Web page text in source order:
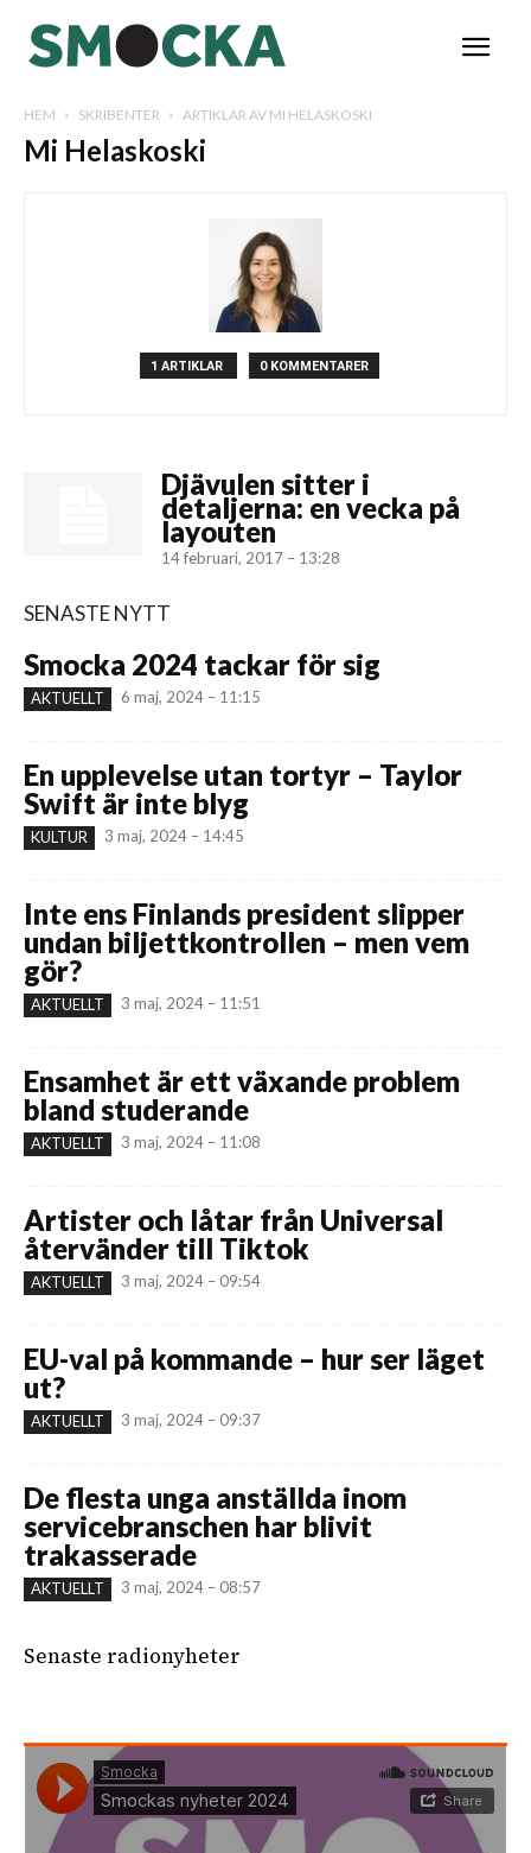
HEM SKRIBENTER ARTIKLAR AV MI HELASKOSKI
Mi Helaskoski
1 ARTIKLAR 0 KOMMENTARER
Djävulen sitter i
detaljerna: en vecka på
layouten
14 februari, 2017 – 13:28
SENASTE NYTT
Smocka 2024 tackar för sig
AKTUELLT 6 maj, 2024 – 11:15
En upplevelse utan tortyr – Taylor
Swift är inte blyg
KULTUR 3 maj, 2024 – 14:45
Inte ens Finlands president slipper
undan biljettkontrollen – men vem
gör?
AKTUELLT 3 maj, 2024 – 11:51
Ensamhet är ett växande problem
bland studerande
AKTUELLT 3 maj, 2024 – 11:08
Artister och låtar från Universal
återvänder till Tiktok
AKTUELLT 3 maj, 2024 – 09:54
EU-val på kommande – hur ser läget
ut?
AKTUELLT 3 maj, 2024 – 09:37
De flesta unga anställda inom
servicebranschen har blivit
trakasserade
AKTUELLT 3 maj, 2024 – 08:57
Senaste radionyheter